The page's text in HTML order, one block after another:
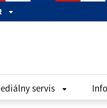
servis